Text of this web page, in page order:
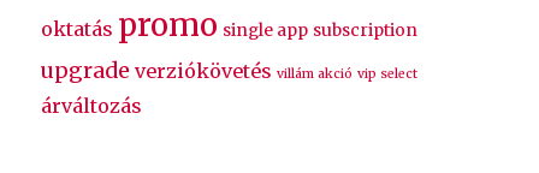
oktatás promo single app subscription
upgrade verziókövetés villám akció vip select
árváltozás